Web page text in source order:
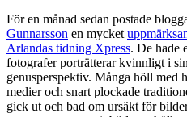
För en månad sedan postade
Gunnarsson en mycket
Arlandas tidning Xpress. De hade
fotografer porträtterar kvinnligt i
genusperspektiv. Många höll med
medier och snart plockade
gick ut och bad om ursäkt för